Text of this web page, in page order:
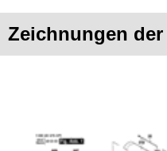
Zeichnungen der